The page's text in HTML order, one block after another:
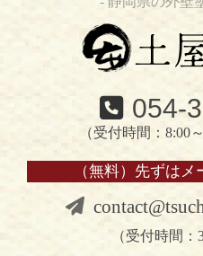
054-
（受付時間：8:00
（無料）先ずは
（受付時間：